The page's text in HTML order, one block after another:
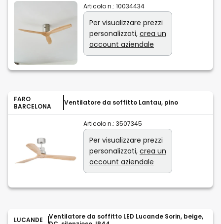
Articolo n.: 10034434
Per visualizzare prezzi
personalizzati, crea un
account aziendale
FARO
BARCELONA
Ventilatore da soffitto Lantau, pino
Articolo n.: 3507345
Per visualizzare prezzi
personalizzati, crea un
account aziendale
LUCANDE
Ventilatore da soffitto LED Lucande Sorin, beige,